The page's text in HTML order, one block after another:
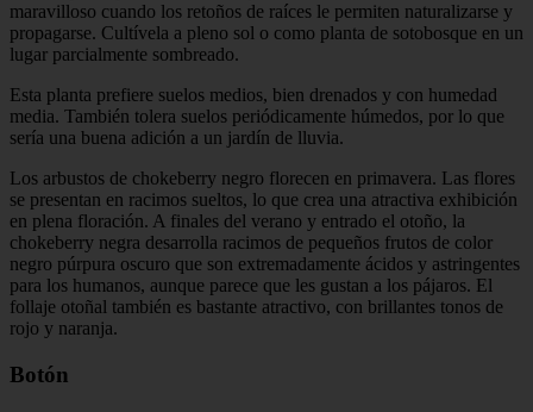
maravilloso cuando los retoños de raíces le permiten naturalizarse y
propagarse. Cultívela a pleno sol o como planta de sotobosque en un
lugar parcialmente sombreado.
Esta planta prefiere suelos medios, bien drenados y con humedad
media. También tolera suelos periódicamente húmedos, por lo que
sería una buena adición a un jardín de lluvia.
Los arbustos de chokeberry negro florecen en primavera. Las flores
se presentan en racimos sueltos, lo que crea una atractiva exhibición
en plena floración. A finales del verano y entrado el otoño, la
chokeberry negra desarrolla racimos de pequeños frutos de color
negro púrpura oscuro que son extremadamente ácidos y astringentes
para los humanos, aunque parece que les gustan a los pájaros. El
follaje otoñal también es bastante atractivo, con brillantes tonos de
rojo y naranja.
Botón